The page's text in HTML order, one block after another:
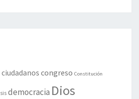
ciudadanos congreso Constitución
democracia Dios